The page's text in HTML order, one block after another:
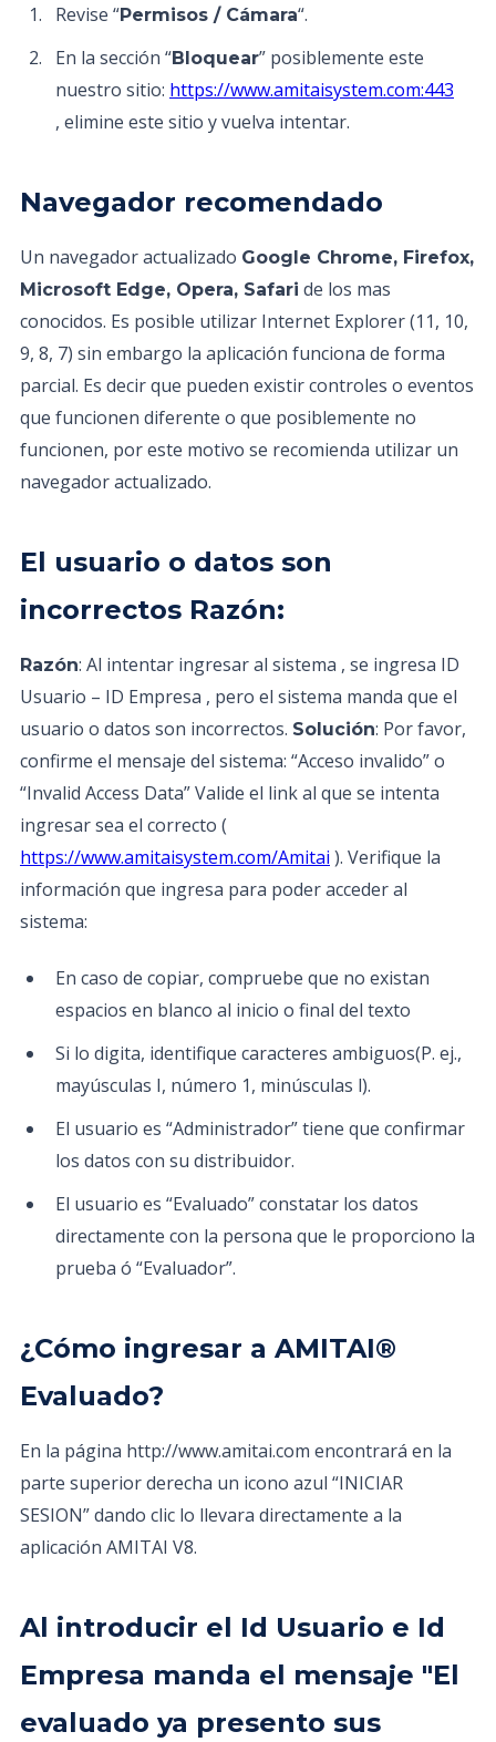
Revise “Permisos / Cámara“.
En la sección “Bloquear” posiblemente este
nuestro sitio: https://www.amitaisystem.com:443
, elimine este sitio y vuelva intentar.
Navegador recomendado
Un navegador actualizado Google Chrome, Firefox,
Microsoft Edge, Opera, Safari de los mas
conocidos. Es posible utilizar Internet Explorer (11, 10,
9, 8, 7) sin embargo la aplicación funciona de forma
parcial. Es decir que pueden existir controles o eventos
que funcionen diferente o que posiblemente no
funcionen, por este motivo se recomienda utilizar un
navegador actualizado.
El usuario o datos son
incorrectos Razón:
Razón: Al intentar ingresar al sistema , se ingresa ID
Usuario – ID Empresa , pero el sistema manda que el
usuario o datos son incorrectos. Solución: Por favor,
confirme el mensaje del sistema: “Acceso invalido” o
“Invalid Access Data” Valide el link al que se intenta
ingresar sea el correcto (
https://www.amitaisystem.com/Amitai ). Verifique la
información que ingresa para poder acceder al
sistema:
En caso de copiar, compruebe que no existan
espacios en blanco al inicio o final del texto
Si lo digita, identifique caracteres ambiguos(P. ej.,
mayúsculas I, número 1, minúsculas l).
El usuario es “Administrador” tiene que confirmar
los datos con su distribuidor.
El usuario es “Evaluado” constatar los datos
directamente con la persona que le proporciono la
prueba ó “Evaluador”.
¿Cómo ingresar a AMITAI®
Evaluado?
En la página http://www.amitai.com encontrará en la
parte superior derecha un icono azul “INICIAR
SESION” dando clic lo llevara directamente a la
aplicación AMITAI V8.
Al introducir el Id Usuario e Id
Empresa manda el mensaje "El
evaluado ya presento sus